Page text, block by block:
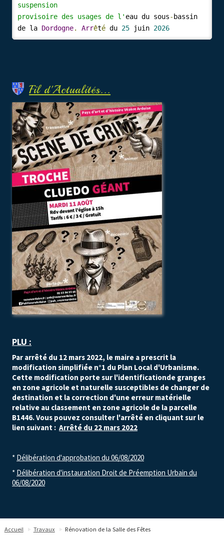
suspension
provisoire des usages de l' eau du sous- bassin
de la Dordogne. Arrêté du 25 juin 2026
Fil d'Actualités...
​PLU :
Par arrêté du 12 mars 2022, le maire a prescrit la
modification simplifiée n°1 du Plan Local d'Urbanisme.
Cette modification porte sur l'identificationde granges
en zone agricole et naturelle susceptibles de changer de
destination et la correction d'une erreur matérielle
relative au classement en zone agricole de la parcelle
B1446.Vous pouvez consulter l'arrêté en cliquant sur le
lien suivant : Arrêté du 22 mars 2022
* Délibération d'approbation du 06/08/2020
* Délibération d'instauration Droit de Préemption Urbain du
06/08/2020
Accueil Travaux Rénovation de la Salle des Fêtes